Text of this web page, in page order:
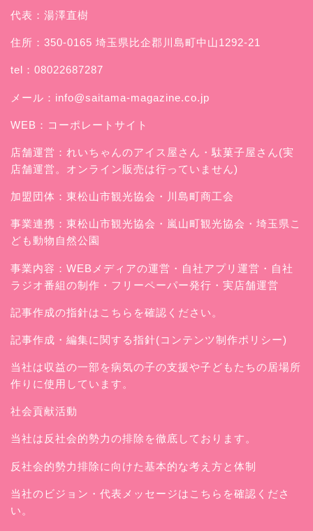
代表：湯澤直樹
住所：350-0165 埼玉県比企郡川島町中山1292-21
tel：08022687287
メール： info@saitama-magazine.co.jp
WEB： コーポレートサイト
店舗運営： れいちゃんのアイス屋さん ・駄菓子屋さん(実
店舗運営。オンライン販売は行っていません)
加盟団体：東松山市観光協会・川島町商工会
事業連携：東松山市観光協会・嵐山町観光協会・埼玉県こ
ども動物自然公園
事業内容：WEBメディアの運営・自社アプリ運営・自社
ラジオ番組の制作・フリーペーパー発行・実店舗運営
記事作成の指針はこちらを確認ください。
記事作成・編集に関する指針(コンテンツ制作ポリシー)
当社は収益の一部を病気の子の支援や子どもたちの居場所
作りに使用しています。
社会貢献活動
当社は反社会的勢力の排除を徹底しております。
反社会的勢力排除に向けた基本的な考え方と体制
当社のビジョン・代表メッセージはこちらを確認くださ
い。